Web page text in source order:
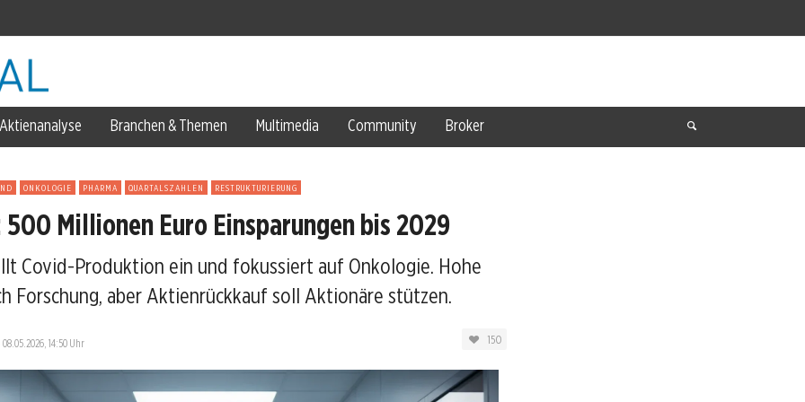
Kursrichtung?
Aktienanalyse Branchen & Themen Multimedia Community Broker
ONKOLOGIE PHARMA QUARTALSZAHLEN RESTRUKTURIERUNG
500 Millionen Euro Einsparungen bis 2029
Covid-Produktion ein und fokussiert auf Onkologie. Hohe
Forschung, aber Aktienrückkauf soll Aktionäre stützen.
08.05.2026, 14:50 Uhr 150